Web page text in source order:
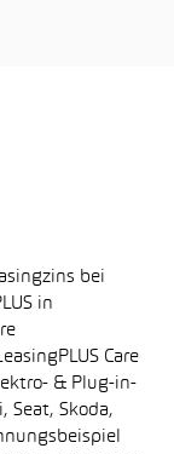
bei
in
Care
& Plug-in-
Seat, Skoda,